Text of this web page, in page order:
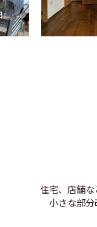
住宅、店舗な
小さな部分